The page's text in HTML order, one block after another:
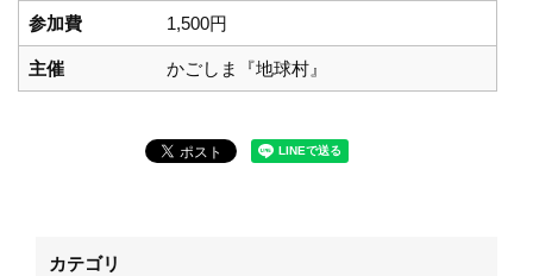
参加費 1,500円
主催 かごしま『地球村』
カテゴリ